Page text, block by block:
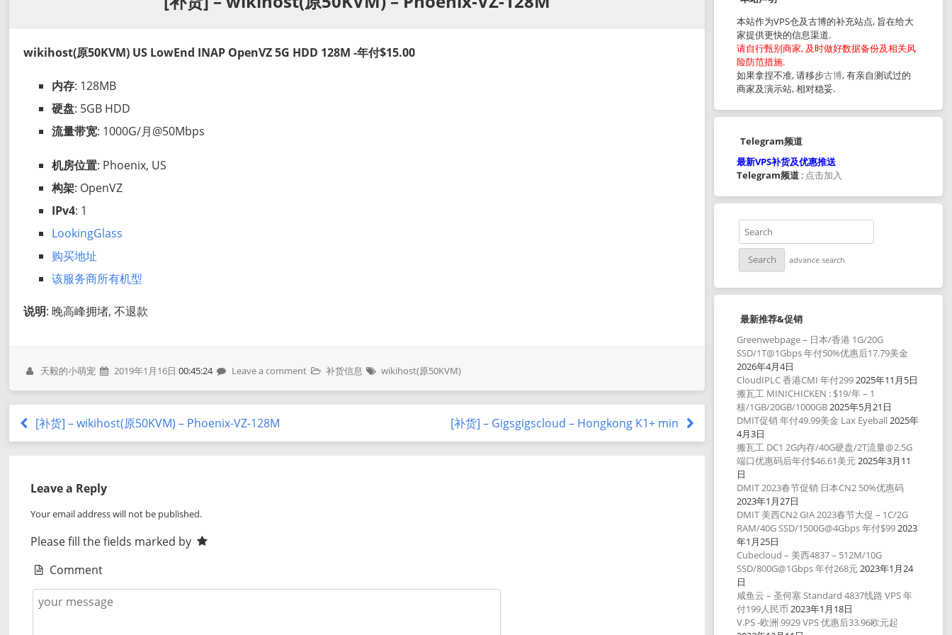
wikihost(原50KVM) US LowEnd INAP OpenVZ 5G HDD 128M -年付$15.00
内存: 128MB
硬盘: 5GB HDD
流量带宽: 1000G/月@50Mbps
机房位置: Phoenix, US
构架: OpenVZ
IPv4: 1
LookingGlass
购买地址
该服务商所有机型
说明: 晚高峰拥堵, 不退款
天毅的小萌宠 2019年1月16日 00:45:24 Leave a comment 补货信息 wikihost(原50KVM)
[补货] – wikihost(原50KVM) – Phoenix-VZ-128M [补货] – Gigsgigscloud – Hongkong K1+ min
Leave a Reply
Your email address will not be published.
Please fill the fields marked by
Comment
本站作为VPS仓及古博的补充站点, 旨在给大
家提供更快的信息渠道.
请自行甄别商家, 及时做好数据备份及相关风
险防范措施.
如果拿捏不准, 请移步古博, 有亲自测试过的
商家及演示站, 相对稳妥.
Telegram频道
最新VPS补货及优惠推送
Telegram频道 : 点击加入
advance search
最新推荐&促销
Greenwebpage – 日本/香港 1G/20G
SSD/1T@1Gbps 年付50%优惠后17.79美金
2026年4月4日
CloudIPLC 香港CMI 年付2992025年11月5日
搬瓦工 MINICHICKEN : $19/年 – 1
核/1GB/20GB/1000GB2025年5月21日
DMIT促销 年付49.99美金 Lax Eyeball 2025年
4月3日
搬瓦工 DC1 2G内存/40G硬盘/2T流量@2.5G
端口优惠码后年付$46.61美元2025年3月11
日
DMIT 2023春节促销 日本CN2 50%优惠码
2023年1月27日
DMIT 美西CN2 GIA 2023春节大促 – 1C/2G
RAM/40G SSD/1500G@4Gbps 年付$992023
年1月25日
Cubecloud – 美西4837 – 512M/10G
SSD/800G@1Gbps 年付268元2023年1月24
日
咸鱼云 – 圣何塞 Standard 4837线路 VPS 年
付199人民币 2023年1月18日
V.PS -欧洲 9929 VPS 优惠后33.96欧元起